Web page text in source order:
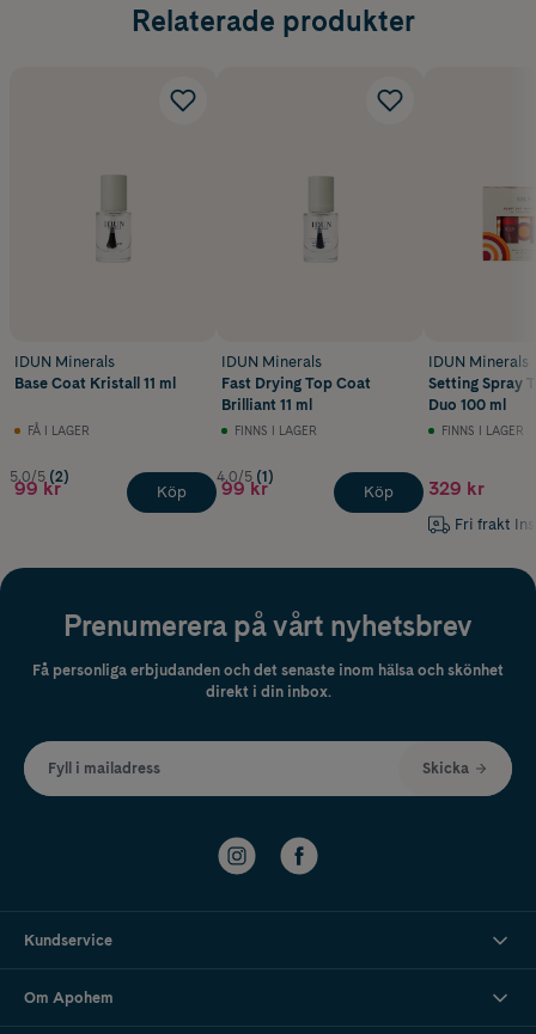
Relaterade produkter
IDUN Minerals
Base Coat Kristall 11 ml
FÅ I LAGER
5.0/5 (2)
99 kr Köp
IDUN Minerals
Fast Drying Top Coat
Brilliant 11 ml
FINNS I LAGER
4.0/5 (1)
99 kr Köp
IDUN Minerals
Setting Spray
Duo 100 ml
FINNS I LAGER
329 kr
Fri frakt
Prenumerera på vårt nyhetsbrev
Få personliga erbjudanden och det senaste inom hälsa och skönhet
direkt i din inbox.
Fyll i mailadress Skicka
Kundservice
Om Apohem